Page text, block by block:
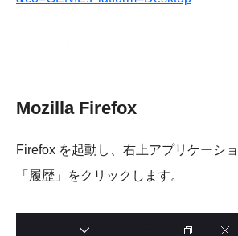
Mozilla Firefox
Firefox を起動し、右上アプリケーシ
「履歴」をクリックします。